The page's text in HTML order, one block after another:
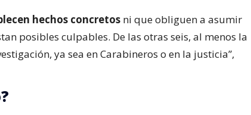
hechos concretos ni que obliguen a asumir
posibles culpables. De las otras seis, al menos la
ya sea en Carabineros o en la justicia”,